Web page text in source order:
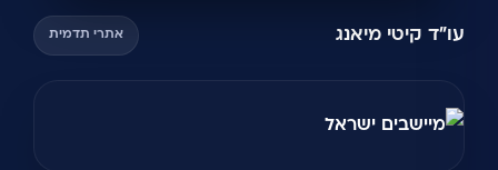
עו"ד קיטי מיאנג אתרי תדמית